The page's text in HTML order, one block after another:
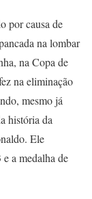
por causa de
na lombar
na Copa de
na eliminação
mesmo já
história da
Ele
a medalha de